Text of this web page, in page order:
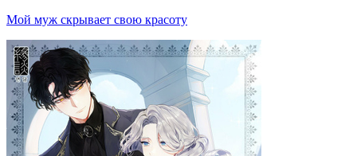
Мой муж скрывает свою красоту